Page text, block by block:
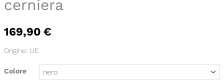
cerniera
169,90 €
Origine: UE
Colore
per
con
cerniera